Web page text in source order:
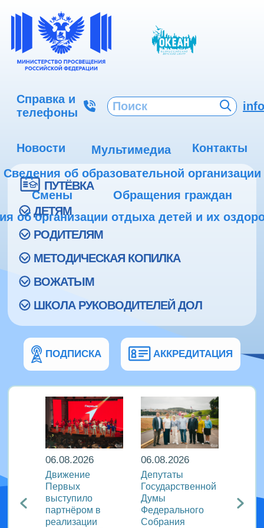
Справка и
телефоны
Новости Мультимедиа
Контакты
Сведения об образовательной организации
Смены
Обращения граждан
об организации отдыха детей и их
ПУТЁВКА
ДЕТЯМ
РОДИТЕЛЯМ
МЕТОДИЧЕСКАЯ КОПИЛКА
ВОЖАТЫМ
ШКОЛА РУКОВОДИТЕЛЕЙ ДОЛ
ПОДПИСКА АККРЕДИТАЦИЯ
в
06.08.2026
Движение
Первых
выступило
партнёром в
реализации
06.08.2026
Депутаты
Государственной
Думы
Федерального
Собрания
идеи